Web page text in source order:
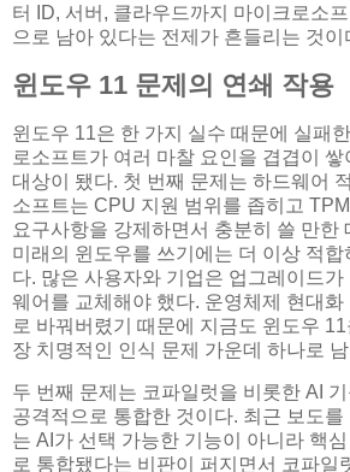
터 ID, 서버, 클라우드까지 마이크로소
으로 남아 있다는 전제가 흔들리는 것이
윈도우 11 문제의 연쇄 작용
윈도우 11은 한 가지 실수 때문에 실패
로소프트가 여러 마찰 요인을 겹겹이 쌓
대상이 됐다. 첫 번째 문제는 하드웨어
소프트는 CPU 지원 범위를 좁히고
요구사항을 강제하면서 충분히 쓸 만한
미래의 윈도우를 쓰기에는 더 이상 적합
다. 많은 사용자와 기업은 업그레이드가
웨어를 교체해야 했다. 운영체제 현대화
로 바꿔버렸기 때문에 지금도 윈도우
장 치명적인 인식 문제 가운데 하나로
두 번째 문제는 코파일럿을 비롯한 AI
공격적으로 통합한 것이다. 최근 보도를
는 AI가 선택 가능한 기능이 아니라 핵
로 통합됐다는 비판이 퍼지면서 코파일